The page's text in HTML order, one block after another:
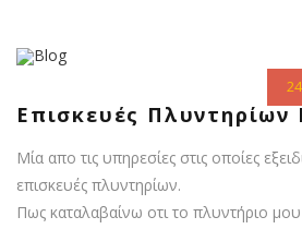
Επισκευές
Μία απο τις υπηρεσίες στις οποίες
επισκευές πλυντηρίων.
Πως καταλαβαίνω οτι το πλυντήριο